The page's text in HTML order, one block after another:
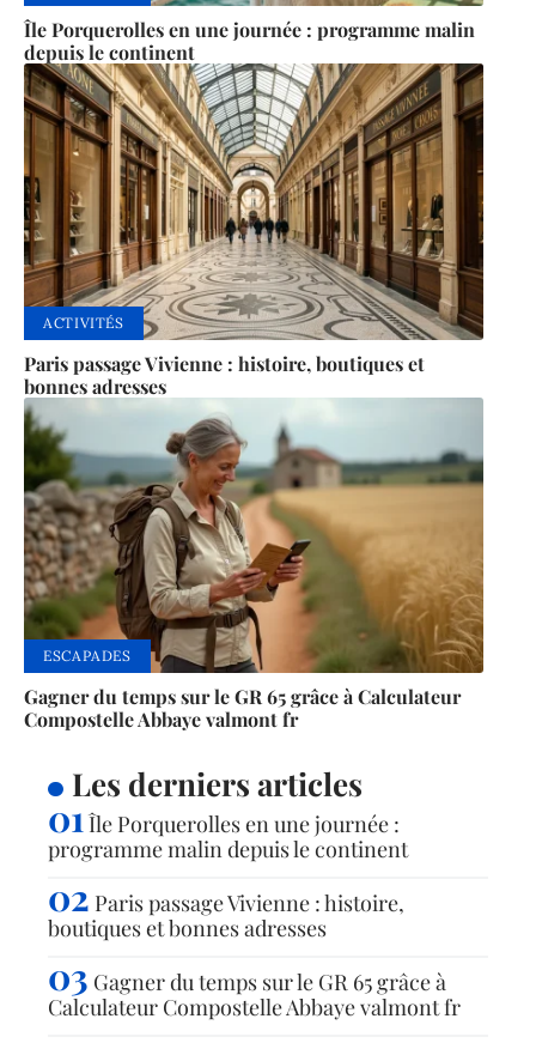
Île Porquerolles en une journée : programme malin
depuis le continent
ACTIVITÉS
Paris passage Vivienne : histoire, boutiques et
bonnes adresses
ESCAPADES
Gagner du temps sur le GR 65 grâce à Calculateur
Compostelle Abbaye valmont fr
Les derniers articles
Île Porquerolles en une journée :
programme malin depuis le continent
Paris passage Vivienne : histoire,
boutiques et bonnes adresses
Gagner du temps sur le GR 65 grâce à
Calculateur Compostelle Abbaye valmont fr